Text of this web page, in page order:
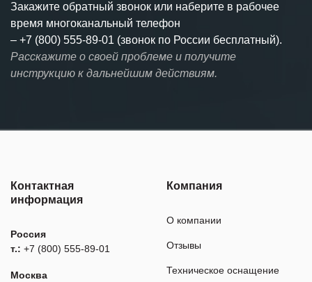
Закажите обратный звонок или наберите в рабочее
время многоканальный телефон
– +7 (800) 555-89-01 (звонок по России бесплатный).
Расскажите о своей проблеме и получите
инструкцию к дальнейшим действиям.
Контактная
информация
Россия
т.: +7 (800) 555-89-01
Москва
Компания
О компании
Отзывы
Техническое оснащение